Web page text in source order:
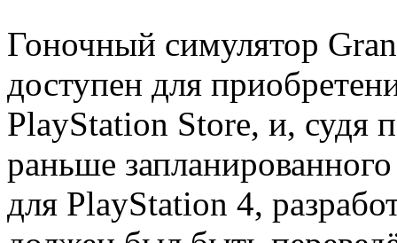
Гоночный симулятор
доступен для
PlayStation Store, и, судя
раньше
для PlayStation 4,